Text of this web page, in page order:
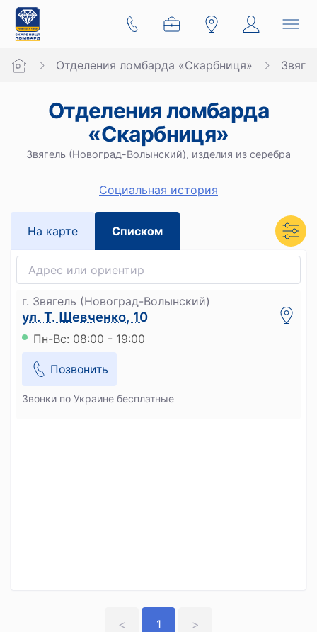
Отделения ломбарда «Скарбниця»
Отделения ломбарда
«Скарбниця»
Звягель (Новоград-Волынский), изделия из серебра
Социальная история
На карте Списком
г. Звягель (Новоград-Волынский)
ул. Т. Шевченко, 10
Пн-Вс: 08:00 - 19:00
Позвонить
Звонки по Украине бесплатные
< 1 >